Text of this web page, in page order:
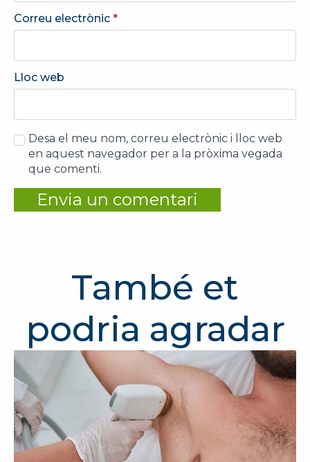
Correu electrònic *
Lloc web
Desa el meu nom, correu electrònic i lloc web
en aquest navegador per a la pròxima vegada
que comenti.
També et
podria agradar